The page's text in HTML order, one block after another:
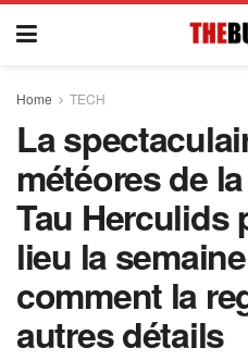
Home TECH
La
météores de
Tau Herculids
lieu la
comment la
autres détails